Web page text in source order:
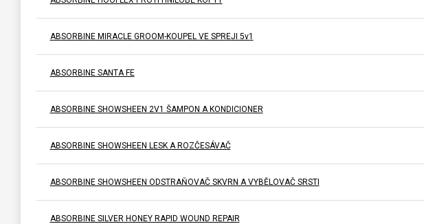
ABSORBINE MIRACLE GROOM-KOUPEL VE SPREJI 5v1
ABSORBINE SANTA FE
ABSORBINE SHOWSHEEN 2V1 ŠAMPON A KONDICIONER
ABSORBINE SHOWSHEEN LESK A ROZČESÁVAČ
ABSORBINE SHOWSHEEN ODSTRAŇOVAČ SKVRN A VYBĚLOVAČ SRSTI
ABSORBINE SILVER HONEY RAPID WOUND REPAIR